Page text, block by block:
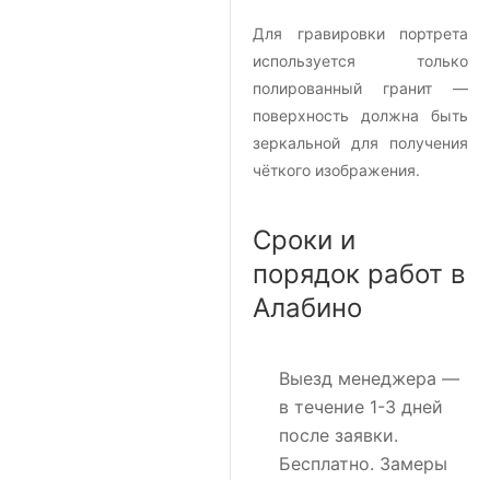
Для гравировки портрета
используется только
полированный гранит —
поверхность должна быть
зеркальной для получения
чёткого изображения.
Сроки и
порядок работ в
Алабино
Выезд менеджера —
в течение 1-3 дней
после заявки.
Бесплатно. Замеры